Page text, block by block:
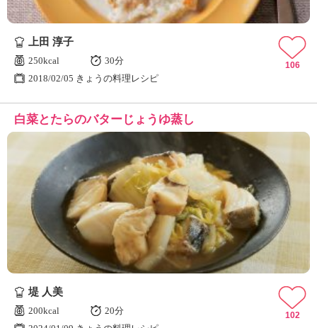
上田 淳子
250kcal
30分
2018/02/05 きょうの料理レシピ
106
白菜とたらのバターじょうゆ蒸し
堤 人美
200kcal
20分
102